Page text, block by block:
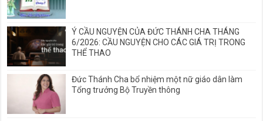
Ý CẦU NGUYỆN CỦA ĐỨC THÁNH CHA THÁNG
6/2026: CẦU NGUYỆN CHO CÁC GIÁ TRỊ TRONG
THỂ THAO
Đức Thánh Cha bổ nhiệm một nữ giáo dân làm
Tổng trưởng Bộ Truyền thông